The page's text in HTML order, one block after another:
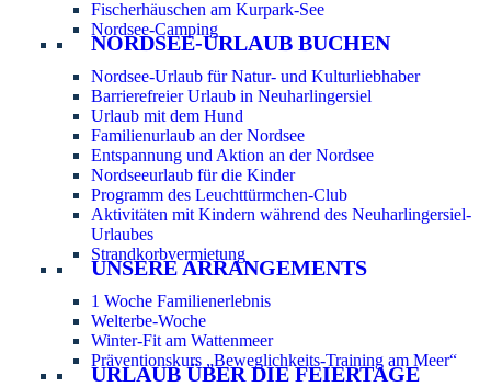
Fischerhäuschen am Kurpark-See
Nordsee-Camping
NORDSEE-URLAUB BUCHEN
Nordsee-Urlaub für Natur- und Kulturliebhaber
Barrierefreier Urlaub in Neuharlingersiel
Urlaub mit dem Hund
Familienurlaub an der Nordsee
Entspannung und Aktion an der Nordsee
Nordseeurlaub für die Kinder
Programm des Leuchttürmchen-Club
Aktivitäten mit Kindern während des Neuharlingersiel-
Urlaubes
Strandkorbvermietung
UNSERE ARRANGEMENTS
1 Woche Familienerlebnis
Welterbe-Woche
Winter-Fit am Wattenmeer
Präventionskurs „Beweglichkeits-Training am Meer“
URLAUB ÜBER DIE FEIERTAGE